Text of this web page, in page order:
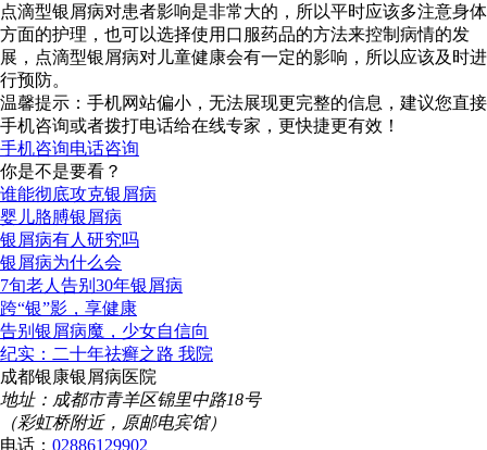
点滴型银屑病对患者影响是非常大的，所以平时应该多注意身体
方面的护理，也可以选择使用口服药品的方法来控制病情的发
展，点滴型银屑病对儿童健康会有一定的影响，所以应该及时进
行预防。
温馨提示：手机网站偏小，无法展现更完整的信息，建议您直接
手机咨询或者拨打电话给在线专家，更快捷更有效！
手机咨询电话咨询
你是不是要看？
谁能彻底攻克银屑病
婴儿胳膊银屑病
银屑病有人研究吗
银屑病为什么会
7旬老人告别30年银屑病
跨“银”影，享健康
告别银屑病魔，少女自信向
纪实：二十年祛癣之路 我院
成都银康银屑病医院
地址：成都市青羊区锦里中路18号
（彩虹桥附近，原邮电宾馆）
电话： 02886129902